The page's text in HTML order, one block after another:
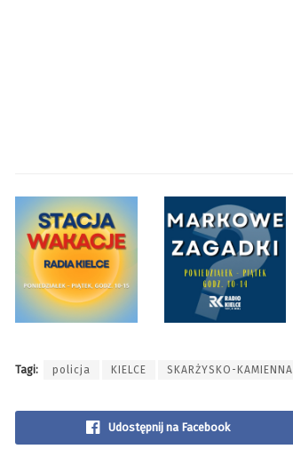
Tagi: policja KIELCE SKARŻYSKO-KAMIENNA
Udostępnij na Facebook